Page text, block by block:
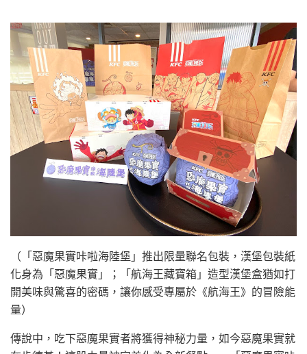
（「惡魔果實咔啦海陸堡」推出限量聯名包裝，漢堡包裝紙
化身為「惡魔果實」；「航海王藏寶箱」造型漢堡盒猶如打
開美味與驚喜的密碼，讓你感受專屬於《航海王》的冒險能
量）
傳說中，吃下惡魔果實者將獲得神秘力量，如今惡魔果實就